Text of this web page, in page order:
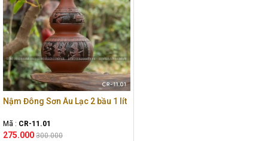
Nậm Đông Sơn Âu Lạc 2 bầu 1 lít
Mã : CR-11.01
275.000 300.000